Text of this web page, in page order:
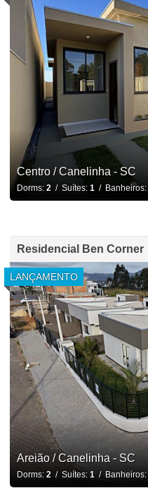
Centro / Canelinha - SC
Dorms: 2/ Suítes: 1/ Banheiros:
Residencial Ben Corner
LANÇAMENTO
Areião / Canelinha - SC
Dorms: 2/ Suítes:1/ Banheiros: